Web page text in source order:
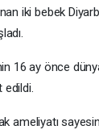
iki bebek
16 ay önce
edildi.
ameliyatı